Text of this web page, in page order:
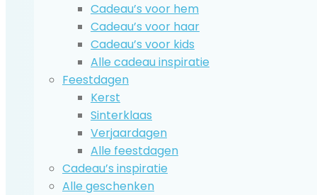
Cadeau’s voor hem
Cadeau’s voor haar
Cadeau’s voor kids
Alle cadeau inspiratie
Feestdagen
Kerst
Sinterklaas
Verjaardagen
Alle feestdagen
Cadeau’s inspiratie
Alle geschenken